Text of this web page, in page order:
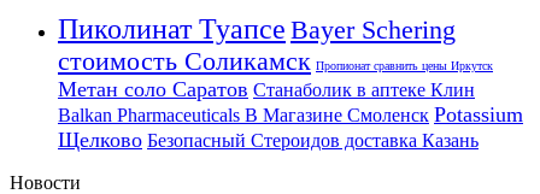
Пиколинат Туапсе Bayer Schering
стоимость Соликамск Пропионат сравнить цены Иркутск
Метан соло Саратов Станаболик в аптеке Клин
Balkan Pharmaceuticals В Магазине Смоленск Potassium
Щелково Безопасный Стероидов доставка Казань
Новости